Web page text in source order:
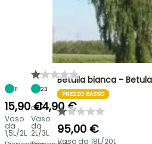
11
15,90 €
Vaso
da
1,5L/2L
23
Da14,90 €
Vaso
da
2L/3L
Betulla bianca -
PREZZO BASSO
95,00 €
Vaso da 18L/20L